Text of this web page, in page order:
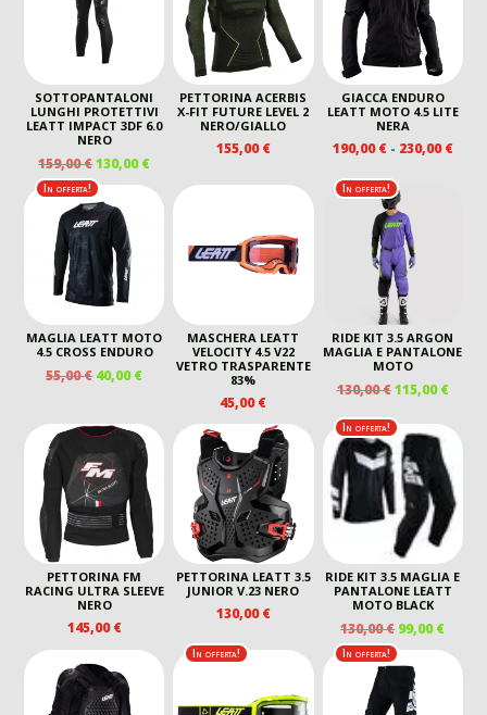
SOTTOPANTALONI
LUNGHI PROTETTIVI
LEATT IMPACT 3DF 6.0
NERO
159,00€IL
PREZZO
ORIGINALE
ERA:
159,00 €.
130,00€IL
PREZZO
ATTUALE
PETTORINA ACERBIS
X-FIT FUTURE LEVEL 2
NERO/GIALLO
155,00€
GIACCA ENDURO
LEATT MOTO 4.5 LITE
NERA
190,00€ - 230,00€
In offerta!
MAGLIA LEATT MOTO
4.5 CROSS ENDURO
55,00€ IL
ERA:
55,00 €.
40,00€IL
È:
40,00 €.
MASCHERA LEATT
VELOCITY 4.5 V22
VETRO TRASPARENTE
83%
45,00€
In offerta!
RIDE KIT 3.5 ARGON
MAGLIA E PANTALONE
MOTO
130,00€ IL
ORIGINALE
ERA:
130,00 €.
115,00€IL
PETTORINA FM
RACING ULTRA SLEEVE
NERO
145,00€
PETTORINA LEATT 3.5
JUNIOR V.23 NERO
130,00€
In offerta!
RIDE KIT 3.5 MAGLIA E
PANTALONE LEATT
MOTO BLACK
130,00€ IL
PREZZO
ORIGINALE
ERA:
130,00 €.
99,00€IL
In offerta! In offerta!